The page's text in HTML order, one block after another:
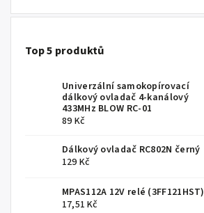
Top 5 produktů
Univerzální samokopírovací
dálkový ovladač 4-kanálový
433MHz BLOW RC-01
89 Kč
Dálkový ovladač RC802N černý
129 Kč
MPAS112A 12V relé (3FF121HST)
17,51 Kč